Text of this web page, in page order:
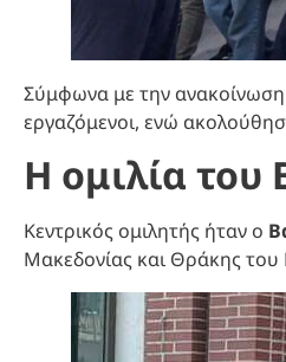
Σύμφωνα με την ανακοίνωση
εργαζόμενοι, ενώ
Η ομιλία του
Κεντρικός ομιλητής ήταν ο
Μακεδονίας και Θράκης